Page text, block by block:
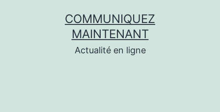
COMMUNIQUEZ
MAINTENANT
Actualité en ligne